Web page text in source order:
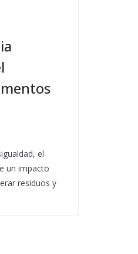
el
un impacto
residuos y